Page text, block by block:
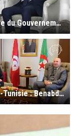
Le Président Tebboune reçoit la cheffe du Gouvernement tunisien
Algérie-Tunisie : Benabderrahmane s'entretient avec son homologue tunisienne Najla Bouden